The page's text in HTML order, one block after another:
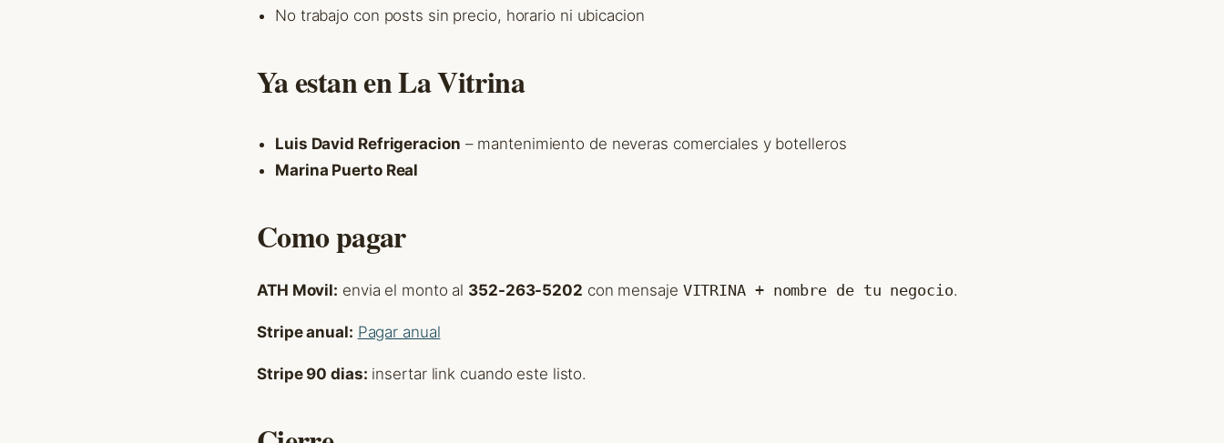
No trabajo con posts sin precio, horario ni ubicacion
Ya estan en La Vitrina
Luis David Refrigeracion – mantenimiento de neveras comerciales y botelleros
Marina Puerto Real
Como pagar
ATH Movil: envia el monto al 352-263-5202 con mensaje VITRINA + nombre de tu negocio.
Stripe anual: Pagar anual
Stripe 90 dias: insertar link cuando este listo.